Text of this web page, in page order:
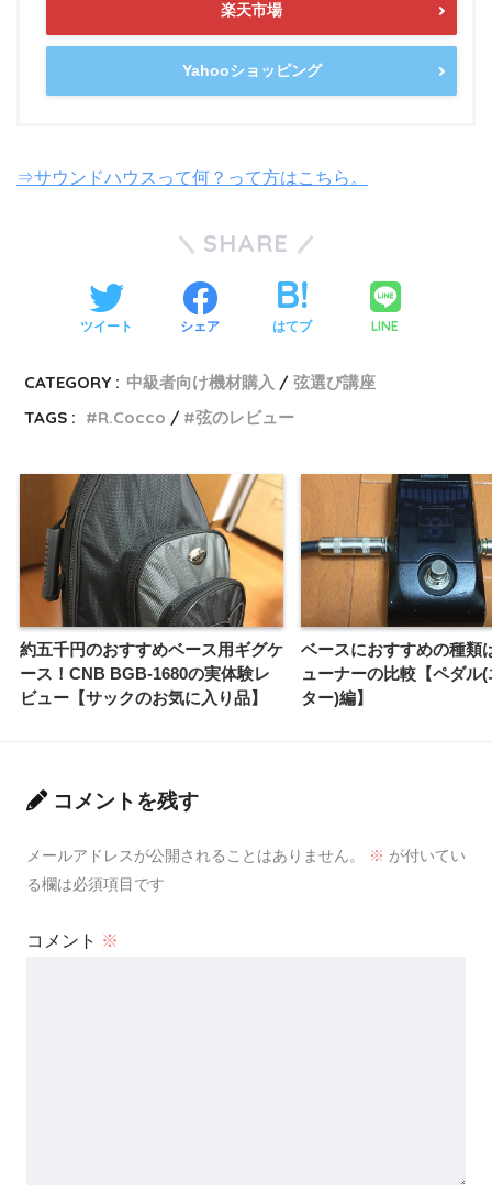
楽天市場
Yahooショッピング
⇒サウンドハウスって何？って方はこちら。
SHARE
ツイート シェア はてブ LINE
CATEGORY : 中級者向け機材購入
弦選び講座
TAGS :
R.Cocco 弦のレビュー
約五千円のおすすめベース用ギグケ
ース！CNB BGB-1680の実体験レ
ビュー【サックのお気に入り品】
ベースにおすすめの種類
ューナーの比較【ペダル
ター)編】
コメントを残す
メールアドレスが公開されることはありません。 ※ が付いてい
る欄は必須項目です
コメント ※